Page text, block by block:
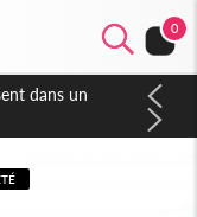
0
nationale